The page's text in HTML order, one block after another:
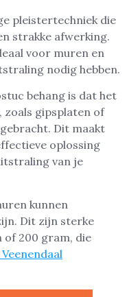
pleistertechniek die
strakke afwerking.
voor muren en
nodig hebben.
behang is dat het
zoals gipsplaten of
Dit maakt
oplossing
van je
kunnen
Dit zijn sterke
of 200 gram, die